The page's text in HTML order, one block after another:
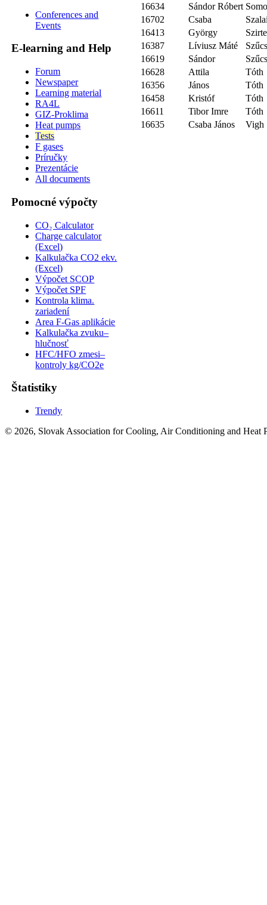
Conferences and
Events
E-learning and Help
Forum
Newspaper
Learning material
RA4L
GIZ-Proklima
Heat pumps
Tests
F gases
Príručky
Prezentácie
All documents
Pomocné výpočty
CO₂ Calculator
Charge calculator
(Excel)
Kalkulačka CO2 ekv.
(Excel)
Výpočet SCOP
Výpočet SPF
Kontrola klima.
zariadení
Area F-Gas aplikácie
Kalkulačka zvuku–
hlučnosť
HFC/HFO zmesi–
kontroly kg/CO2e
Štatistiky
Trendy
16634
Sándor Róbert
16702
Csaba
16413
György
16387
Líviusz Máté
16619
Sándor
16628
Attila
Tóth
16356
János
Tóth
16458
Kristóf
Tóth
16611
Tibor Imre
Tóth
16635
Csaba János Vigh
© 2026, Slovak Association for Cooling, Air Conditioning and Heat